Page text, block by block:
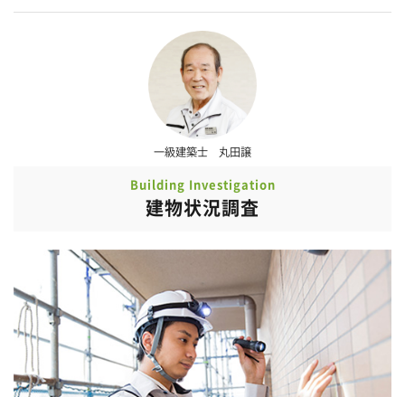
Building Investigation
建物状況調査
一級建築士 丸田譲